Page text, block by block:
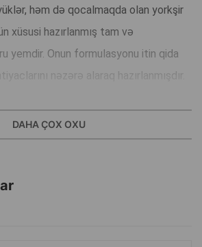
həm də qocalmaqda olan yorkşir
xüsusi hazırlanmış tam və
yemdir. Onun formulasyonu itin qida
nəzərə alaraq hazırlanmışdır.
diş daşlarının əmələ gəlməsini
boşluğunun sağlamlığını qoruyur.
DAHA ÇOX OXU